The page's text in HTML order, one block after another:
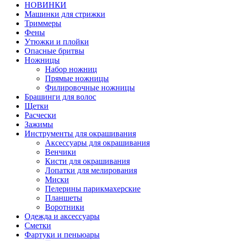
НОВИНКИ
Машинки для стрижки
Триммеры
Фены
Утюжки и плойки
Опасные бритвы
Ножницы
Набор ножниц
Прямые ножницы
Филировочные ножницы
Брашинги для волос
Щетки
Расчески
Зажимы
Инструменты для окрашивания
Аксессуары для окрашивания
Венчики
Кисти для окрашивания
Лопатки для мелирования
Миски
Пелерины парикмахерские
Планшеты
Воротники
Одежда и аксессуары
Сметки
Фартуки и пеньюары